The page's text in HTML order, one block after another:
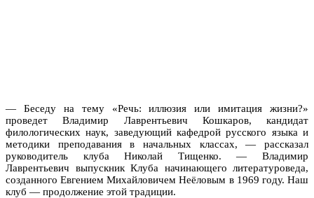
— Беседу на тему «Речь: иллюзия или имитация жизни?»
проведет Владимир Лаврентьевич Кошкаров, кандидат
филологических наук, заведующий кафедрой русского языка и
методики преподавания в начальных классах, — рассказал
руководитель клуба Николай Тищенко. — Владимир
Лаврентьевич выпускник Клуба начинающего литературоведа,
созданного Евгением Михайловичем Неёловым в 1969 году. Наш
клуб — продолжение этой традиции.